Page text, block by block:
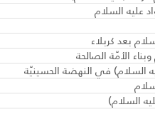
عليه السلام
بعد كربلاء
الأمّة الصالحة
السلام) في النهضة الحسينيّة
السلام)